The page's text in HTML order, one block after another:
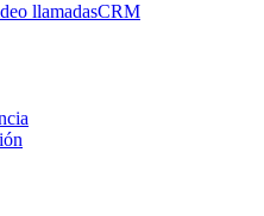
llamadasCRM